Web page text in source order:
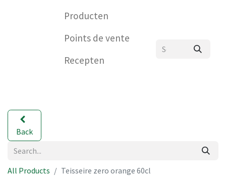
Producten
Points de vente
Recepten
Back
All Products Teisseire zero orange 60cl